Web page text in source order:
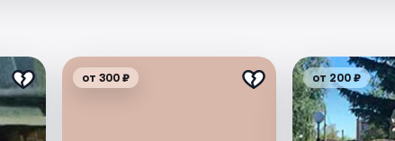
от 300 ₽ от 200 ₽